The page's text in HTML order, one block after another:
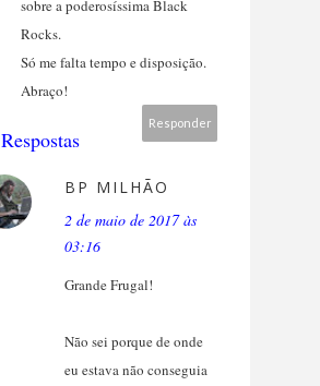
sobre a poderosíssima Black
Rocks.
Só me falta tempo e disposição.
Abraço!
Responder
Respostas
BP MILHÃO
2 de maio de 2017 às
03:16
Grande Frugal!
Não sei porque de onde
eu estava não conseguia